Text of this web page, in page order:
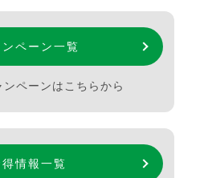
ンペーン一覧
ンペーンはこちらから
得情報一覧